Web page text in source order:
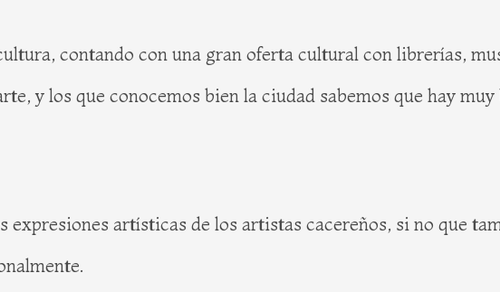
contando con una gran oferta cultural con librerías,
y los que conocemos bien la ciudad sabemos que hay muy
expresiones artísticas de los artistas cacereños, si no que